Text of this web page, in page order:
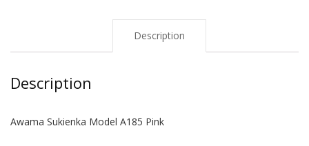
Description
Description
Awama Sukienka Model A185 Pink